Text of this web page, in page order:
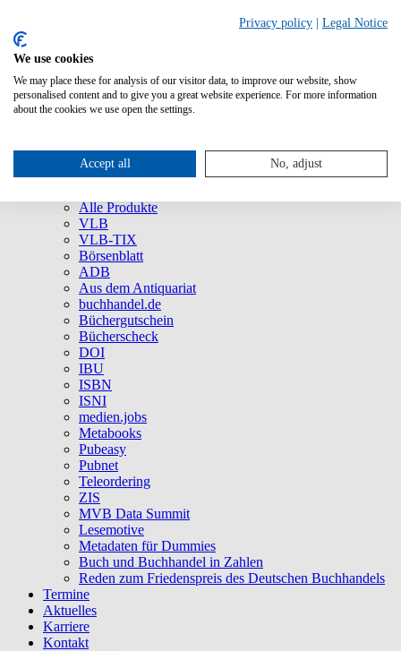
Über uns
Unternehmen
Presse
Service
Alle Produkte
VLB
VLB-TIX
Börsenblatt
ADB
Aus dem Antiquariat
buchhandel.de
Büchergutschein
Bücherscheck
DOI
IBU
ISBN
ISNI
medien.jobs
Metabooks
Pubeasy
Pubnet
Teleordering
ZIS
MVB Data Summit
Lesemotive
Metadaten für Dummies
Buch und Buchhandel in Zahlen
Reden zum Friedenspreis des Deutschen Buchhandels
Termine
Aktuelles
Karriere
Kontakt
Privacy policy Legal Notice
We use cookies
We may place these for analysis of our visitor data, to improve our website, show
personalised content and to give you a great website experience. For more information
about the cookies we use open the settings.
Accept all No, adjust